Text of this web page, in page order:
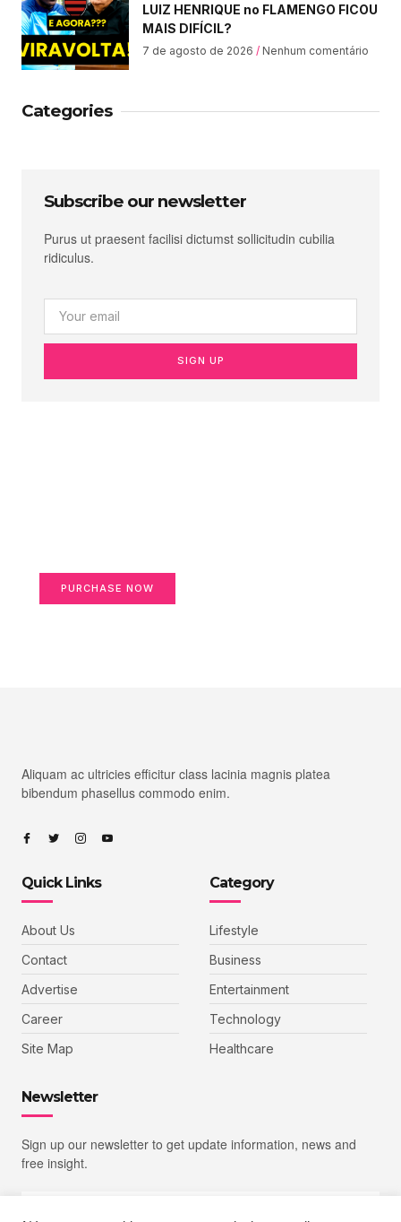
LUIZ HENRIQUE no FLAMENGO FICOU
MAIS DIFÍCIL?
7 de agosto de 2026 Nenhum comentário
Categories
Subscribe our newsletter
Purus ut praesent facilisi dictumst sollicitudin cubilia
ridiculus.
SIGN UP
PURCHASE NOW
Aliquam ac ultricies efficitur class lacinia magnis platea
bibendum phasellus commodo enim.
Quick Links
About Us
Contact
Advertise
Career
Site Map
Category
Lifestyle
Business
Entertainment
Technology
Healthcare
Newsletter
Sign up our newsletter to get update information, news and
free insight.